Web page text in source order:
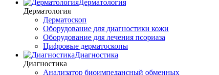
Дерматология
Дерматология
Дерматоскоп
Оборудование для диагностики кожи
Оборудование для лечения псориаза
Цифровые дерматоскопы
Диагностика
Диагностика
Анализатор биоимпедансный обменных